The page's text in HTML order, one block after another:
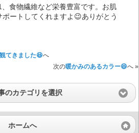
食物繊維など栄養豊富です。お肌
ートしてくれますよ😉ありがとう
てきました😆へ
次の暖かみのあるカラー😄へ »
のカテゴリを選択
ホームへ